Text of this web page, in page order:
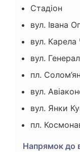
Стадіон
вул. Івана
вул. Карела
вул.
пл.
вул.
вул. Янки
пл.
Напрямок до